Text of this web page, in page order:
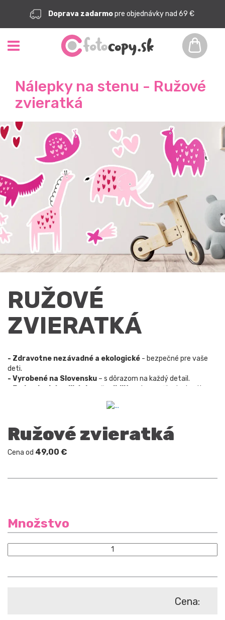
Doprava zadarmopre objednávky nad 69 €
Nálepky na stenu - Ružové
zvieratká
RUŽOVÉ
ZVIERATKÁ
- Zdravotne nezávadné a ekologické - bezpečné pre vaše
deti.
- Vyrobené na Slovensku – s dôrazom na každý detail.
- Jednoduchá aplikácia a flexibilita
– bez poškodenia stien.
Ružové zvieratká
Cena od 49,00 €
Množstvo
Cena